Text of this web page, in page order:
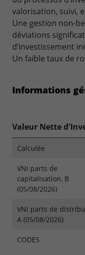
valorisation, suivi,
Une gestion non-
déviations
d’investissement
Un faible taux de
Informations
Valeur Nette
Calculée
VNI parts de
capitalisation, B
(05/08/2026)
VNI parts de
A (05/08/2026)
CODES